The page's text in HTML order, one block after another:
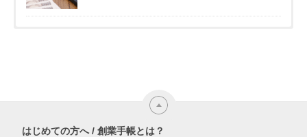
はじめての方へ / 創業手帳とは？